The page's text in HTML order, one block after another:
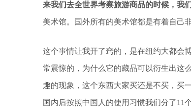
来我们去全世界考察旅游商品的时候，我
美术馆。国外所有的美术馆都是有着自己
这个事情让我开了窍的，是在纽约大都会
常震惊的，为什么它的藏品可以衍生出这
趣的现象，这个东西大家买还是不买，买
国内后按照中国人的使用习惯我们分了11